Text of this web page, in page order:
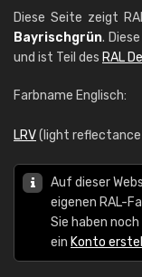
Diese Seite zeigt
Bayrischgrün.
und ist Teil des RAL
Farbname Englisch:
LRV(light reflectance
Auf dieser
eigenen RAL-
Sie haben
ein Konto